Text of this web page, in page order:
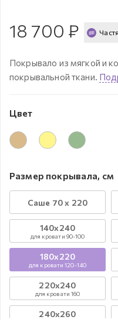
18 700 ₽
Покрывало из мягкой и
покрывальной ткани.
Цвет
Размер покрывала, см
Саше 70 х 220
140х240
для кровати 90-100
180х220
для кровати 120-140
220х240
для кровати 160
240х260